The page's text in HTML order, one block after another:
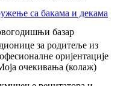
са бакама и декама
базар
за родитеље из
оријентације
очекивања (колаж)